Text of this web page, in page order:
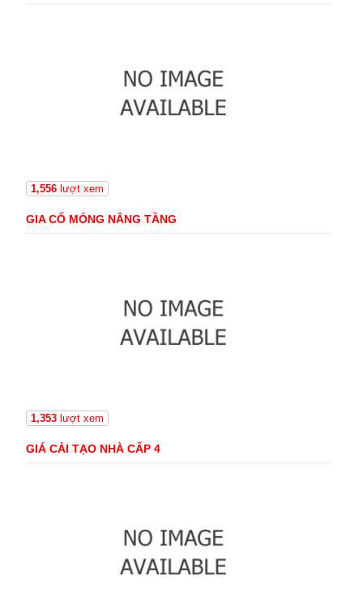
1,556lượt xem
GIA CỐ MÓNG NÂNG TẦNG
1,353lượt xem
GIÁ CẢI TẠO NHÀ CẤP 4